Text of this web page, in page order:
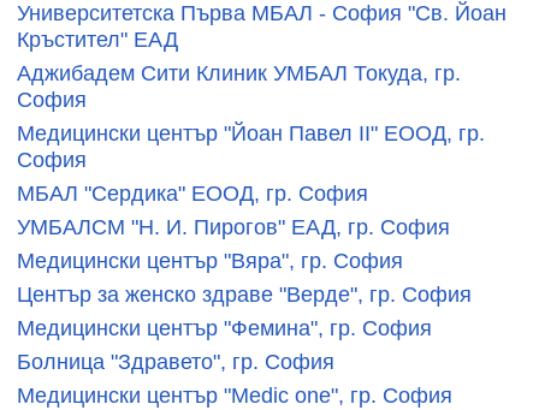
Университетска Първа МБАЛ - София "Св. Йоан
Кръстител" ЕАД
Аджибадем Сити Клиник УМБАЛ Токуда, гр.
София
Медицински център "Йоан Павел II" ЕООД, гр.
София
МБАЛ "Сердика" ЕООД, гр. София
УМБАЛСМ "Н. И. Пирогов" ЕАД, гр. София
Медицински център "Вяра", гр. София
Център за женско здраве "Верде", гр. София
Медицински център "Фемина", гр. София
Болница "Здравето", гр. София
Медицински център "Medic one", гр. София